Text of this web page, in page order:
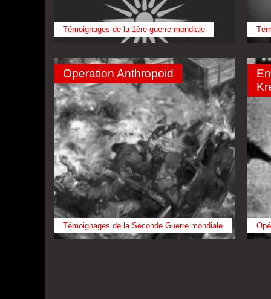
Témoignages de la 1ère guerre mondiale
Témoignages de la Seconde Guerre mondiale
Operation Anthropoid